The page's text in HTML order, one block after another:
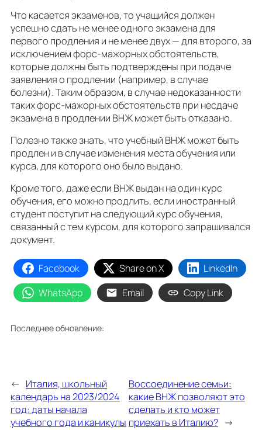
Что касается экзаменов, то учащийся должен
успешно сдать не менее одного экзамена для
первого продления и не менее двух — для второго, за
исключением форс-мажорных обстоятельств,
которые должны быть подтверждены при подаче
заявления о продлении (например, в случае
болезни). Таким образом, в случае недоказанности
таких форс-мажорных обстоятельств при несдаче
экзамена в продлении ВНЖ может быть отказано.
Полезно также знать, что учебный ВНЖ может быть
продлен и в случае изменения места обучения или
курса, для которого оно было выдано.
Кроме того, даже если ВНЖ выдан на один курс
обучения, его можно продлить, если иностранный
студент поступит на следующий курс обучения,
связанный с тем курсом, для которого запрашивался
документ.
Facebook Share on X
LinkedIn
WhatsApp
Email Copy Link
Последнее обновление:
← Италия, школьный
календарь на 2023/2024
год: даты начала
учебного года и каникулы
Воссоединение семьи:
какие ВНЖ позволяют это
сделать и кто может
приехать в Италию? →